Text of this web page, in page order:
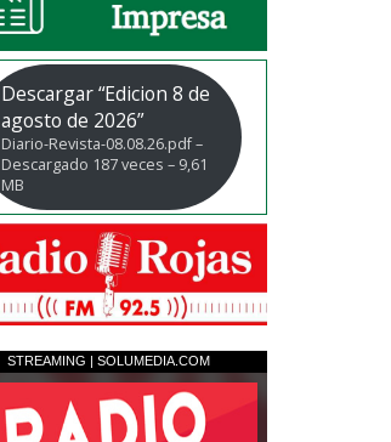
Descargar “Edicion 8 de
agosto de 2026”
Diario-Revista-08.08.26.pdf –
Descargado 187 veces – 9,61
MB